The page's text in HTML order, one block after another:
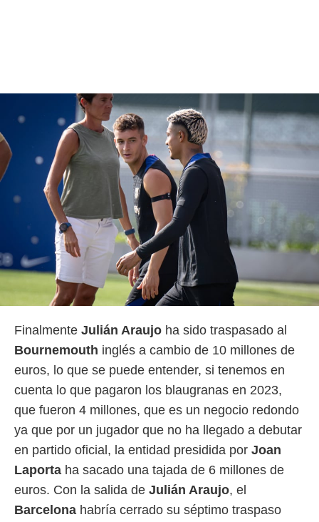
Finalmente Julián Araujo ha sido traspasado al
Bournemouth inglés a cambio de 10 millones de
euros, lo que se puede entender, si tenemos en
cuenta lo que pagaron los blaugranas en 2023,
que fueron 4 millones, que es un negocio redondo
ya que por un jugador que no ha llegado a debutar
en partido oficial, la entidad presidida por Joan
Laporta ha sacado una tajada de 6 millones de
euros. Con la salida de Julián Araujo, el
Barcelona habría cerrado su séptimo traspaso